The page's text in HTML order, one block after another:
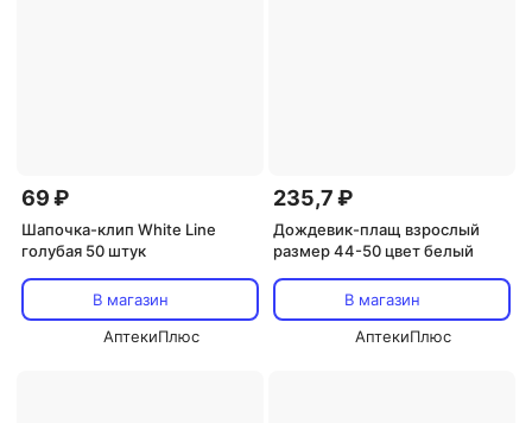
69 ₽
Шапочка-клип White Line
голубая 50 штук
В магазин
АптекиПлюс
235,7 ₽
Дождевик-плащ взрослый
размер 44-50 цвет белый
В магазин
АптекиПлюс